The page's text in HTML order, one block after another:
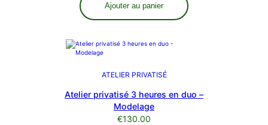
Ajouter au panier
ATELIER PRIVATISÉ
Atelier privatisé 3 heures en duo –
Modelage
€130.00